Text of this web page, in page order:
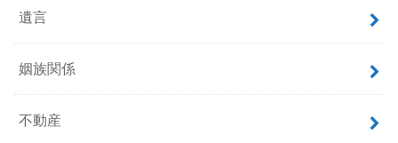
遺言
姻族関係
不動産